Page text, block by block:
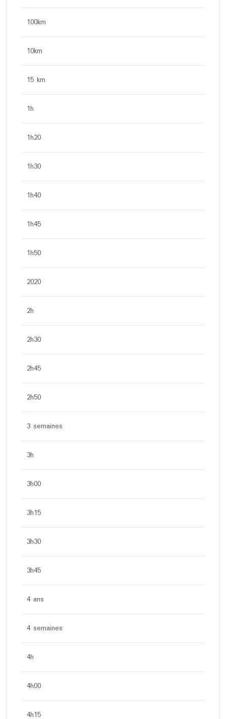
100km
10km
15 km
1h
1h20
1h30
1h40
1h45
1h50
2020
2h
2h30
2h45
2h50
3 semaines
3h
3h00
3h15
3h30
3h45
4 ans
4 semaines
4h
4h00
4h15